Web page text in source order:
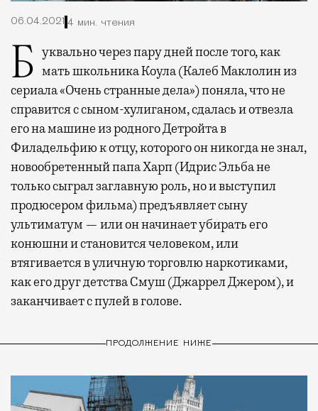
06.04.2021 4 мин. чтения
Буквально через пару дней после того, как мать школьника Коула (Калеб Маклолин из
сериала «Очень странные дела») поняла, что не
справится с сыном-хулиганом, сдалась и отвезла
его на машине из родного Детройта в
Филадельфию к отцу, которого он никогда не знал,
новообретенный папа Харп (Идрис Эльба не
только сыграл заглавную роль, но и выступил
продюсером фильма) предъявляет сыну
ультиматум — или он начинает убирать его
конюшни и становится человеком, или
втягивается в уличную торговлю наркотиками,
как его друг детства Смуш (Джаррел Джером), и
заканчивает с пулей в голове.
ПРОДОЛЖЕНИЕ НИЖЕ